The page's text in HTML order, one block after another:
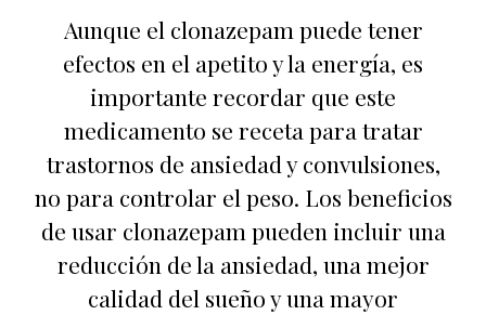
Aunque el clonazepam puede tener
efectos en el apetito y la energía, es
importante recordar que este
medicamento se receta para tratar
trastornos de ansiedad y convulsiones,
no para controlar el peso. Los beneficios
de usar clonazepam pueden incluir una
reducción de la ansiedad, una mejor
calidad del sueño y una mayor